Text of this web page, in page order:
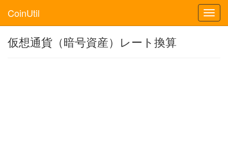
CoinUtil
仮想通貨（暗号資産）レート換算